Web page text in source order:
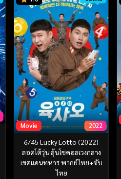
Movie 2022
6/45 Lucky Lotto (2022)
ลอตโต้วุ่น ลุ้นโชคอลเวงกลาง
เขตแดนทหาร พากย์ไทย+ซับ
ไทย